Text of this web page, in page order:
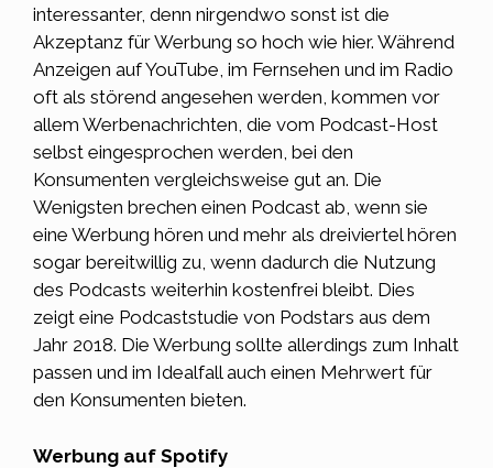
interessanter, denn nirgendwo sonst ist die
Akzeptanz für Werbung so hoch wie hier. Während
Anzeigen auf YouTube, im Fernsehen und im Radio
oft als störend angesehen werden, kommen vor
allem Werbenachrichten, die vom Podcast-Host
selbst eingesprochen werden, bei den
Konsumenten vergleichsweise gut an. Die
Wenigsten brechen einen Podcast ab, wenn sie
eine Werbung hören und mehr als dreiviertel hören
sogar bereitwillig zu, wenn dadurch die Nutzung
des Podcasts weiterhin kostenfrei bleibt. Dies
zeigt eine Podcaststudie von Podstars aus dem
Jahr 2018. Die Werbung sollte allerdings zum Inhalt
passen und im Idealfall auch einen Mehrwert für
den Konsumenten bieten.
Werbung auf Spotify